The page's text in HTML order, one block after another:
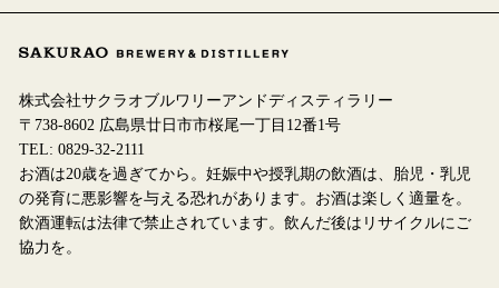
株式会社サクラオブルワリーアンドディスティラリー
〒738-8602 広島県廿日市市桜尾一丁目12番1号
TEL:0829-32-2111
お酒は20歳を過ぎてから。妊娠中や授乳期の飲酒は、胎児・乳児
の発育に悪影響を与える恐れがあります。お酒は楽しく適量を。
飲酒運転は法律で禁止されています。飲んだ後はリサイクルにご
協力を。